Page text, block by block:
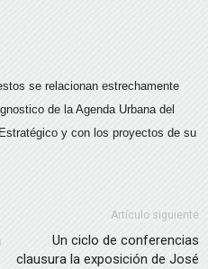
se relacionan estrechamente
de la Agenda Urbana del
y con los proyectos de su
Artículo siguiente
Un ciclo de conferencias
clausura la exposición de José